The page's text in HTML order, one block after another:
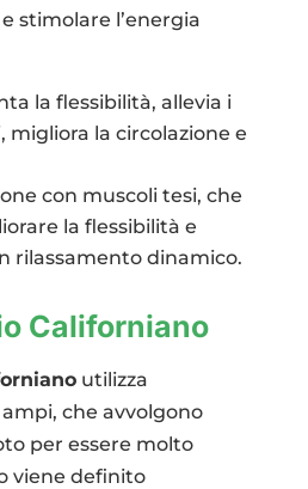
stimolare l’energia
la flessibilità, allevia i
migliora la circolazione e
con muscoli tesi, che
la flessibilità e
rilassamento dinamico.
Californiano
utilizza
che avvolgono
per essere molto
viene definito